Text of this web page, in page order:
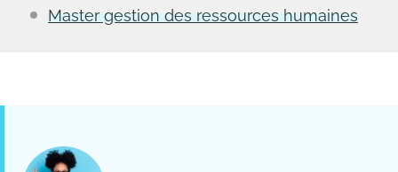
Master gestion des ressources humaines